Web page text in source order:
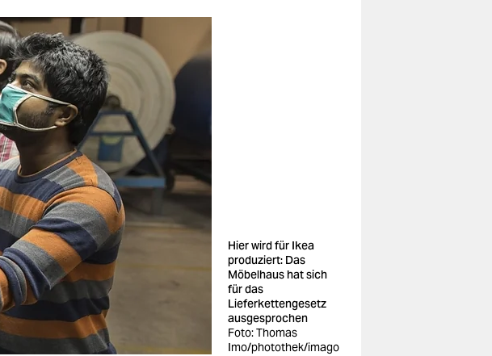
Hier wird für Ikea
produziert: Das
Möbelhaus hat sich
für das
Lieferkettengesetz
ausgesprochen
Foto: Thomas
Imo/photothek/imago